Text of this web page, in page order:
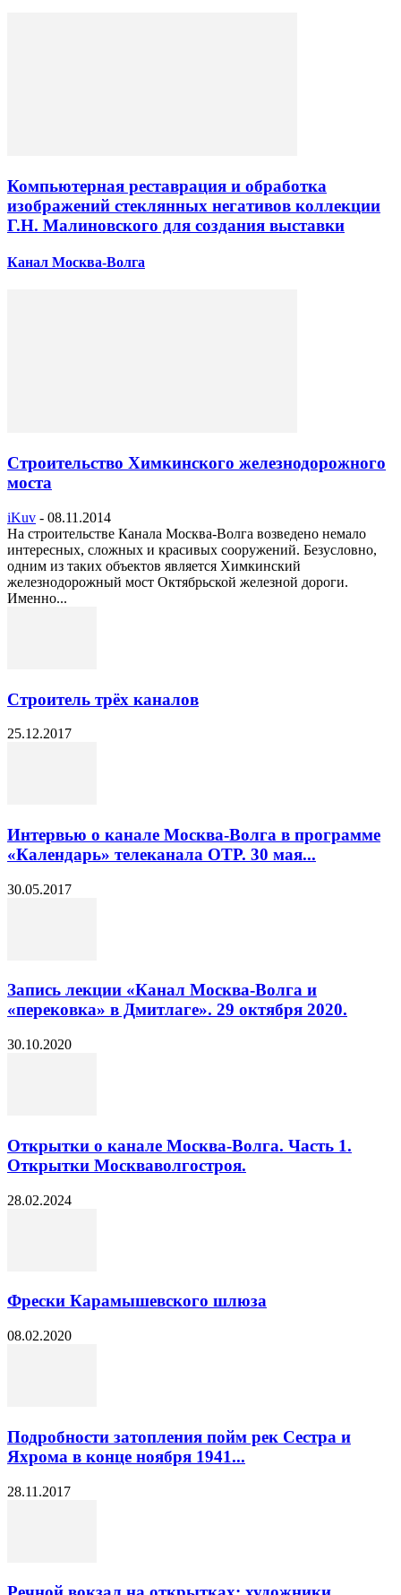
Компьютерная реставрация и обработка
изображений стеклянных негативов коллекции
Г.Н. Малиновского для создания выставки
Канал Москва-Волга
Строительство Химкинского железнодорожного
моста
iKuv - 08.11.2014
На строительстве Канала Москва-Волга возведено немало
интересных, сложных и красивых сооружений. Безусловно,
одним из таких объектов является Химкинский
железнодорожный мост Октябрьской железной дороги.
Именно...
Строитель трёх каналов
25.12.2017
Интервью о канале Москва-Волга в программе
«Календарь» телеканала ОТР. 30 мая...
30.05.2017
Запись лекции «Канал Москва-Волга и
«перековка» в Дмитлаге». 29 октября 2020.
30.10.2020
Открытки о канале Москва-Волга. Часть 1.
Открытки Москваволгостроя.
28.02.2024
Фрески Карамышевского шлюза
08.02.2020
Подробности затопления пойм рек Сестра и
Яхрома в конце ноября 1941...
28.11.2017